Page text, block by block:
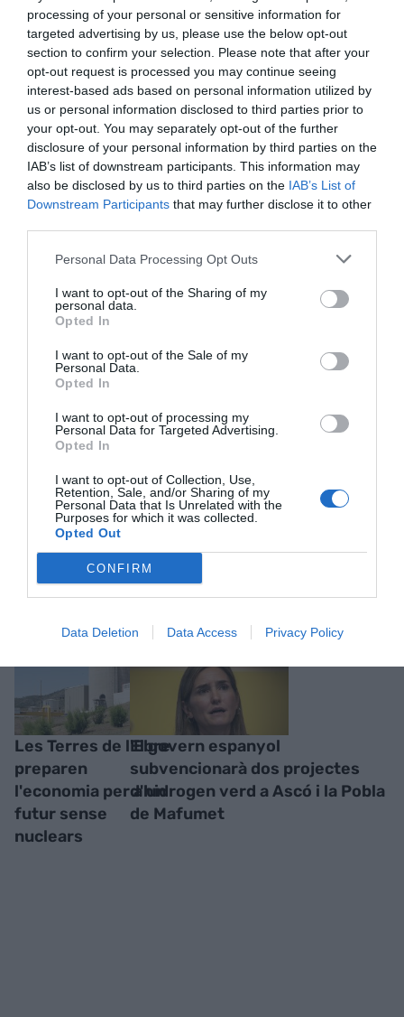
processing of your personal or sensitive information for
targeted advertising by us, please use the below opt-out
section to confirm your selection. Please note that after your
opt-out request is processed you may continue seeing
interest-based ads based on personal information utilized by
us or personal information disclosed to third parties prior to
your opt-out. You may separately opt-out of the further
disclosure of your personal information by third parties on the
IAB’s list of downstream participants. This information may
also be disclosed by us to third parties on the IAB’s List of
Downstream Participants that may further disclose it to other
Personal Data Processing Opt Outs
I want to opt-out of the Sharing of my
personal data.
Opted In
I want to opt-out of the Sale of my
Personal Data.
Opted In
I want to opt-out of processing my
Personal Data for Targeted Advertising.
Opted In
I want to opt-out of Collection, Use,
Retention, Sale, and/or Sharing of my
Personal Data that Is Unrelated with the
Purposes for which it was collected.
Opted Out
CONFIRM
Data Deletion Data Access Privacy Policy
L'acció està coordinada des del programa
Connectem Ascó, presentat al juliol, que unifica
les polítiques de projecció econòmica amb la
finalitat de dinamitzar l'activitat empresarial des
de l'emprenedoria autòctona i la captació de
noves inversions. “Era un projecte que teníem al
cap i que necessitava la infraestructura, una
proposta perquè fóssim capaços de generar
ocupació i atreure noves empreses i que el fons
nuclears han permès tirar endavant”, ha remarcat
Baiges.
Afegir
Estigues informat amb les últimes notícies d'actualitat
ACTIVAR ARA
RELACIONADES
Les Terres de l'Ebre
preparen
l'economia per a un
futur sense
nuclears
El govern espanyol
subvencionarà dos projectes
d'hidrogen verd a Ascó i la Pobla
de Mafumet